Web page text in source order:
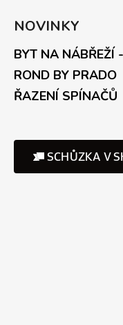
NOVINKY
BYT NA NÁBŘEŽÍ
ROND BY PRADO
ŘAZENÍ SPÍNAČŮ
SCHŮZKA V